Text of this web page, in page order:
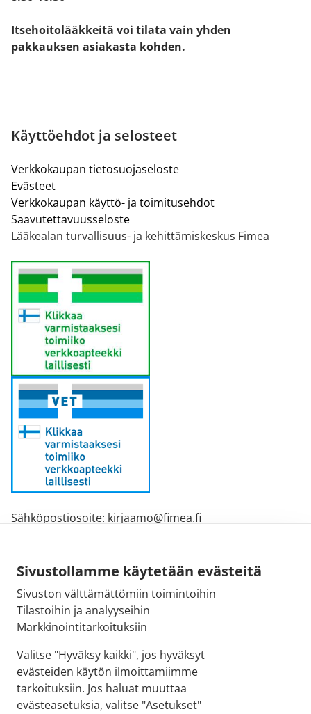
Sivustollamme käytetään evästeitä
Sivuston välttämättömiin toimintoihin
Tilastoihin ja analyyseihin
Markkinointitarkoituksiin
Valitse "Hyväksy kaikki", jos hyväksyt
evästeiden käytön ilmoittamiimme
tarkoituksiin. Jos haluat muuttaa
evästeasetuksia, valitse "Asetukset"
Itsehoitolääkkeitä voi tilata vain yhden
pakkauksen asiakasta kohden.
Käyttöehdot ja selosteet
Verkkokaupan tietosuojaseloste
Evästeet
Verkkokaupan käyttö- ja toimitusehdot
Saavutettavuusseloste
Lääkealan turvallisuus- ja kehittämiskeskus Fimea
Sähköpostiosoite: kirjaamo@fimea.fi